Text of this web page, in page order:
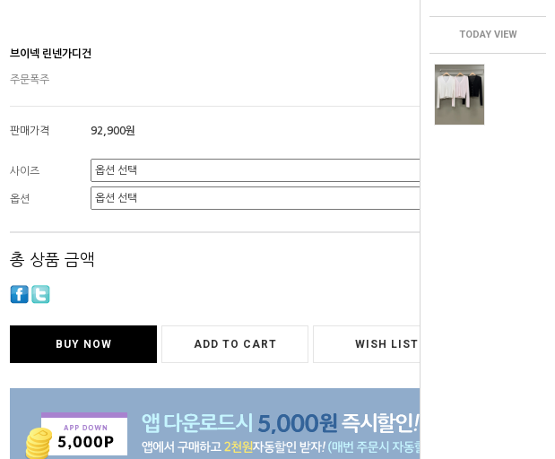
TODAY VIEW
브이넥 린넨가디건
주문폭주
판매가격 92,900원
사이즈
옵션
총 상품 금액
BUY NOW ADD TO CART WISH LIST